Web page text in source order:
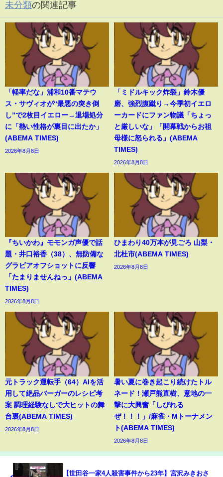
未分類の関連記事
「軽率だな」浦和10番マテウ
ス・サヴィオが“最悪の突き倒
し”で2枚目イエロー→退場処分
に「熱い性格が裏目に出たか」
(ABEMA TIMES)
2026年8月8日
「ミドルキック炸裂」鈴木優
磨、強烈腹蹴り→今季初イエロ
ーカードにファン物議「ちょっ
と厳しいな」「開幕戦からお祖
母様に怒られる」(ABEMA
TIMES)
2026年8月8日
『ちいかわ』モモンガ声優で話
題・井口裕香（38）、無防備な
グラビアオフショットに反響
「たまりませんねっ」(ABEMA
TIMES)
2026年8月8日
ひまわり40万本が見ごろ 山梨・
北杜市(ABEMA TIMES)
2026年8月8日
元トラック運転手（64）AIを活
用して絶品バーガーのレシピ考
案 調理経験なしで大ヒットの舞
台裏(ABEMA TIMES)
2026年8月8日
暑い夏に巻き起こり続けたトル
ネード！瀬戸熊直樹、意地の一
撃に大興奮「しびれる
ぜ！！！」/麻雀・Mトーナメン
ト(ABEMA TIMES)
2026年8月8日
【世田谷一家4人殺害事件から23年】宮沢みきおさ